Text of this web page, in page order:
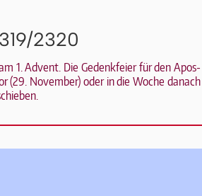
2320
1. Ad­vent. Die Ge­denk­fei­er für den Apos­
(29. No­vem­ber) oder in die Wo­che da­nach